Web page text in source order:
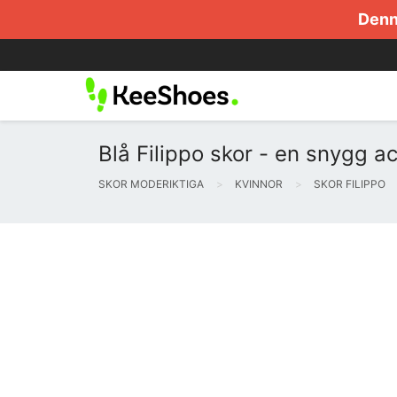
Blå Filippo skor - en snygg
SKOR MODERIKTIGA KVINNOR SKOR FILIPPO